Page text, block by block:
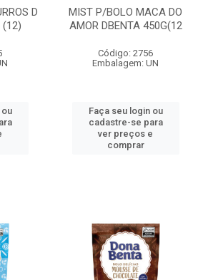
D
(12)
MIST P/BOLO MACA DO
AMOR DBENTA 450G(12
Código: 2756
Embalagem: UN
Faça seu login ou
cadastre-se para
ver preços e
comprar